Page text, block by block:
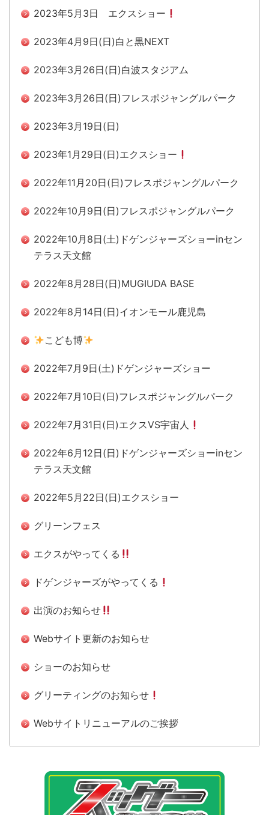
2023年5月3日 エクスショー
2023年4月9日(日)白と黒NEXT
2023年3月26日(日)白波スタジアム
2023年3月26日(日)フレスポジャングルパーク
2023年3月19日(日)
2023年1月29日(日)エクスショー
2022年11月20日(日)フレスポジャングルパーク
2022年10月9日(日)フレスポジャングルパーク
2022年10月8日(土)ドゲンジャーズショーinセン
テラス天文館
2022年8月28日(日)MUGIUDA BASE
2022年8月14日(日)イオンモール鹿児島
こども博
2022年7月9日(土)ドゲンジャーズショー
2022年7月10日(日)フレスポジャングルパーク
2022年7月31日(日)エクスVS宇宙人
2022年6月12日(日)ドゲンジャーズショーinセン
テラス天文館
2022年5月22日(日)エクスショー
グリーンフェス
エクスがやってくる
ドゲンジャーズがやってくる
出演のお知らせ
Webサイト更新のお知らせ
ショーのお知らせ
グリーティングのお知らせ
Webサイトリニューアルのご挨拶